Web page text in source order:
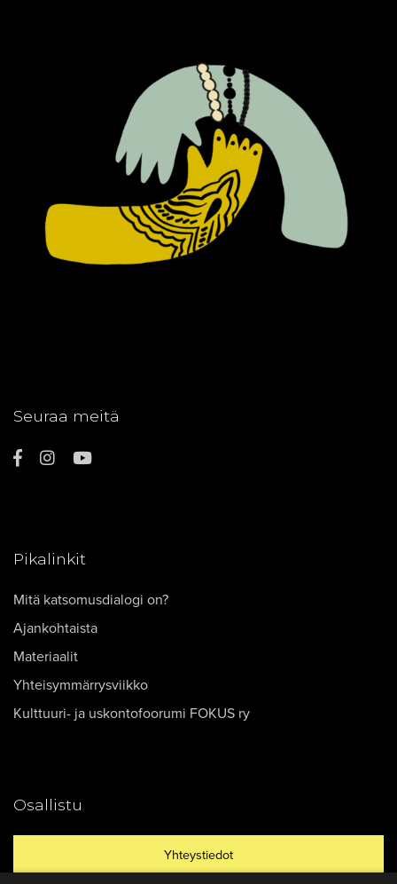
Seuraa meitä
Pikalinkit
Mitä katsomusdialogi on?
Ajankohtaista
Materiaalit
Yhteisymmärrysviikko
Kulttuuri- ja uskontofoorumi FOKUS ry
Osallistu
Yhteystiedot